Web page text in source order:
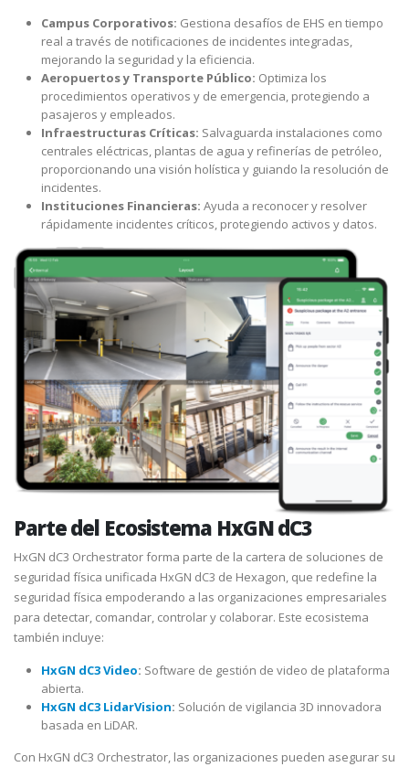
Campus Corporativos: Gestiona desafíos de EHS en tiempo
real a través de notificaciones de incidentes integradas,
mejorando la seguridad y la eficiencia.
Aeropuertos y Transporte Público: Optimiza los
procedimientos operativos y de emergencia, protegiendo a
pasajeros y empleados.
Infraestructuras Críticas: Salvaguarda instalaciones como
centrales eléctricas, plantas de agua y refinerías de petróleo,
proporcionando una visión holística y guiando la resolución de
incidentes.
Instituciones Financieras: Ayuda a reconocer y resolver
rápidamente incidentes críticos, protegiendo activos y datos.
Parte del Ecosistema HxGN dC3
HxGN dC3 Orchestrator forma parte de la cartera de soluciones de
seguridad física unificada HxGN dC3 de Hexagon, que redefine la
seguridad física empoderando a las organizaciones empresariales
para detectar, comandar, controlar y colaborar. Este ecosistema
también incluye:
HxGN dC3 Video: Software de gestión de video de plataforma
abierta.
HxGN dC3 LidarVision: Solución de vigilancia 3D innovadora
basada en LiDAR.
Con HxGN dC3 Orchestrator, las organizaciones pueden asegurar su